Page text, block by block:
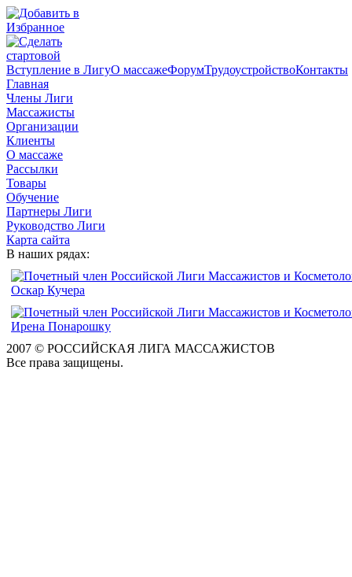
Вступление в ЛигуО массажеФорумТрудоустройствоКонтакты
Главная
Члены Лиги
Массажисты
Организации
Клиенты
О массаже
Рассылки
Товары
Обучение
Партнеры Лиги
Руководство Лиги
Карта сайта
В наших рядах:
2007 © РОССИЙСКАЯ ЛИГА МАССАЖИСТОВ
Все права защищены.